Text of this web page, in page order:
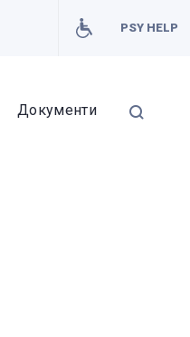
PSY HELP
Документи